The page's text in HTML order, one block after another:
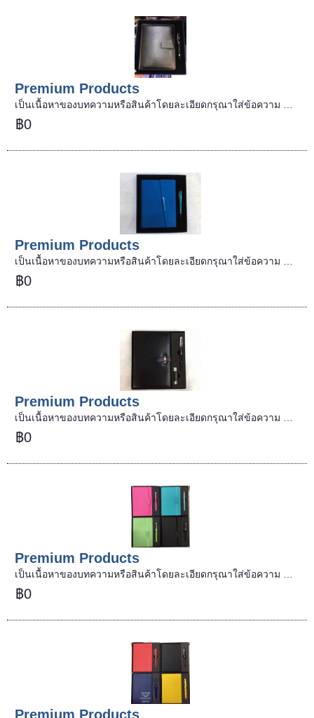
Premium Products
เป็นเนื้อหาของบทความหรือสินค้าโดยละเอียดกรุณาใส่ข้อความ …
฿0
Premium Products
เป็นเนื้อหาของบทความหรือสินค้าโดยละเอียดกรุณาใส่ข้อความ …
฿0
Premium Products
เป็นเนื้อหาของบทความหรือสินค้าโดยละเอียดกรุณาใส่ข้อความ …
฿0
Premium Products
เป็นเนื้อหาของบทความหรือสินค้าโดยละเอียดกรุณาใส่ข้อความ …
฿0
Premium Products